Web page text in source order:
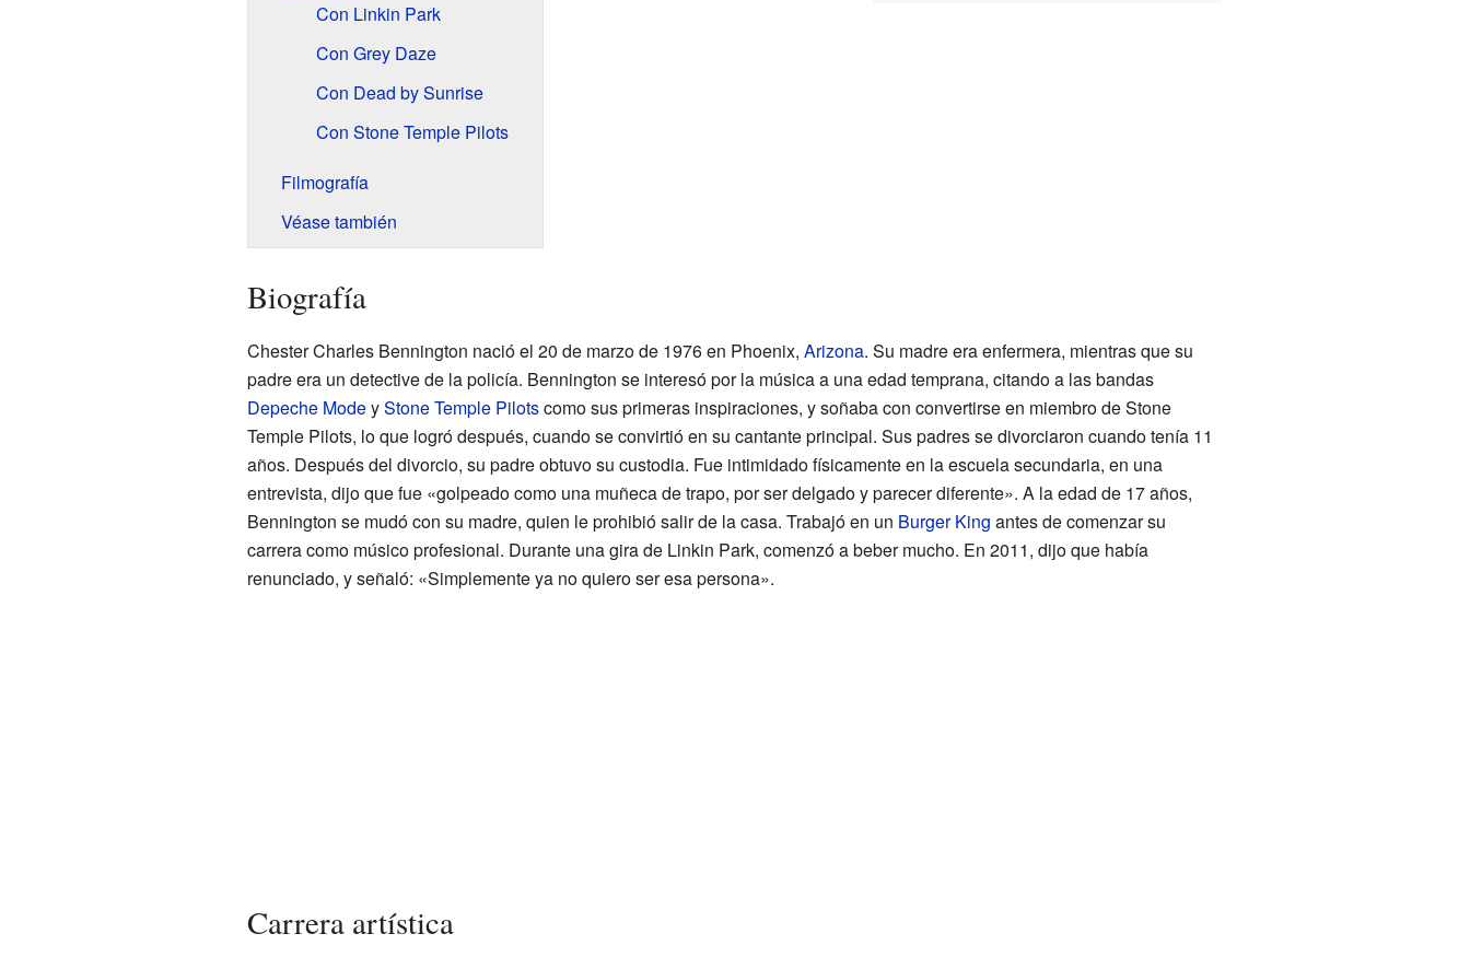
Con Linkin Park
Con Grey Daze
Con Dead by Sunrise
Con Stone Temple Pilots
Filmografía
Véase también
Biografía
Chester Charles Bennington nació el 20 de marzo de 1976 en Phoenix, Arizona. Su madre era enfermera, mientras que su
padre era un detective de la policía. Bennington se interesó por la música a una edad temprana, citando a las bandas
Depeche ModeyStone Temple Pilotscomo sus primeras inspiraciones, y soñaba con convertirse en miembro de Stone
Temple Pilots, lo que logró después, cuando se convirtió en su cantante principal. Sus padres se divorciaron cuando tenía 11
años. Después del divorcio, su padre obtuvo su custodia. Fue intimidado físicamente en la escuela secundaria, en una
entrevista, dijo que fue «golpeado como una muñeca de trapo, por ser delgado y parecer diferente». A la edad de 17 años,
Bennington se mudó con su madre, quien le prohibió salir de la casa. Trabajó en un Burger King antes de comenzar su
carrera como músico profesional. Durante una gira de Linkin Park, comenzó a beber mucho. En 2011, dijo que había
renunciado, y señaló: «Simplemente ya no quiero ser esa persona».
Carrera artística